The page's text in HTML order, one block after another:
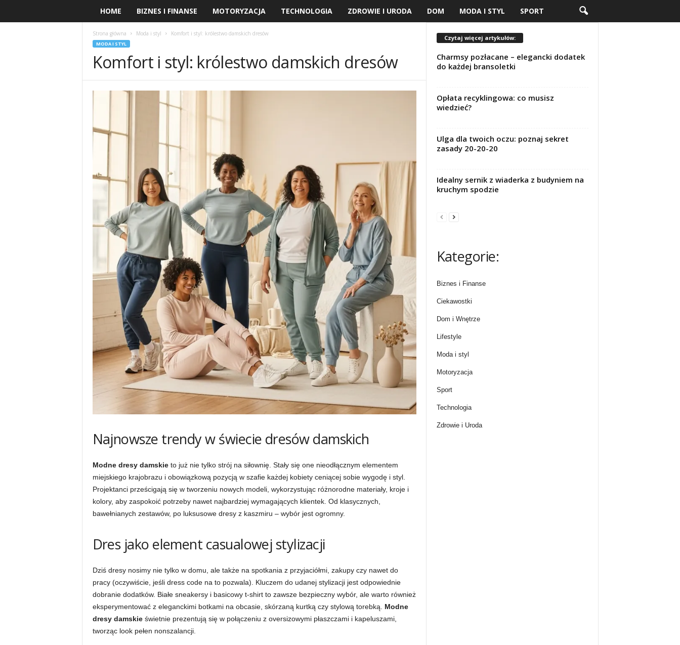
HOME BIZNES I FINANSE MOTORYZACJA TECHNOLOGIA ZDROWIE I URODA DOM MODA I STYL SPORT
Strona główna Moda i styl Komfort i styl: królestwo damskich dresów
MODA I STYL
Komfort i styl: królestwo damskich dresów
Najnowsze trendy w świecie dresów damskich
Modne dresy damskieto już nie tylko strój na siłownię. Stały się one nieodłącznym elementem
miejskiego krajobrazu i obowiązkową pozycją w szafie każdej kobiety ceniącej sobie wygodę i styl.
Projektanci prześcigają się w tworzeniu nowych modeli, wykorzystując różnorodne materiały, kroje i
kolory, aby zaspokoić potrzeby nawet najbardziej wymagających klientek. Od klasycznych,
bawełnianych zestawów, po luksusowe dresy z kaszmiru – wybór jest ogromny.
Dres jako element casualowej stylizacji
Dziś dresy nosimy nie tylko w domu, ale także na spotkania z przyjaciółmi, zakupy czy nawet do
pracy (oczywiście, jeśli dress code na to pozwala). Kluczem do udanej stylizacji jest odpowiednie
dobranie dodatków. Białe sneakersy i basicowy t-shirt to zawsze bezpieczny wybór, ale warto również
eksperymentować z eleganckimi botkami na obcasie, skórzaną kurtką czy stylową torebką. Modne
dresy damskieświetnie prezentują się w połączeniu z oversizowymi płaszczami i kapeluszami,
tworząc look pełen nonszalancji.
Czytaj więcej artykułów:
Charmsy pozłacane – elegancki dodatek
do każdej bransoletki
Opłata recyklingowa: co musisz
wiedzieć?
Ulga dla twoich oczu: poznaj sekret
zasady 20-20-20
Idealny sernik z wiaderka z budyniem na
kruchym spodzie
Kategorie:
Biznes i Finanse
Ciekawostki
Dom i Wnętrze
Lifestyle
Moda i styl
Motoryzacja
Sport
Technologia
Zdrowie i Uroda